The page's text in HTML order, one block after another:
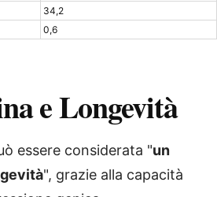
34,2
0,6
e Longevità
essere considerata "un
", grazie alla capacità